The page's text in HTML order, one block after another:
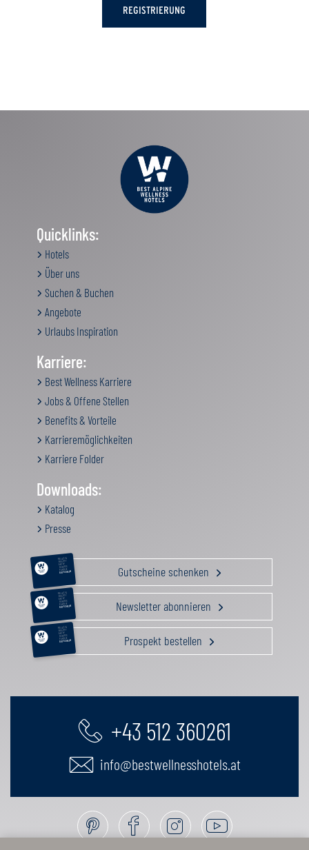
Quicklinks:
Hotels
Über uns
Suchen & Buchen
Angebote
Urlaubs Inspiration
Karriere:
Best Wellness Karriere
Jobs & Offene Stellen
Benefits & Vorteile
Karrieremöglichkeiten
Karriere Folder
Downloads:
Katalog
Presse
RELAX &
BEAUTY
AKTIV
GENUSS
FAMILIE
GUTSCHEIN Gutscheine schenken
RELAX &
BEAUTY
AKTIV
GENUSS
FAMILIE
GUTSCHEIN Newsletter abonnieren
RELAX &
BEAUTY
AKTIV
GENUSS
FAMILIE
GUTSCHEIN Prospekt bestellen
+43 512 360261
info@bestwellnesshotels.at